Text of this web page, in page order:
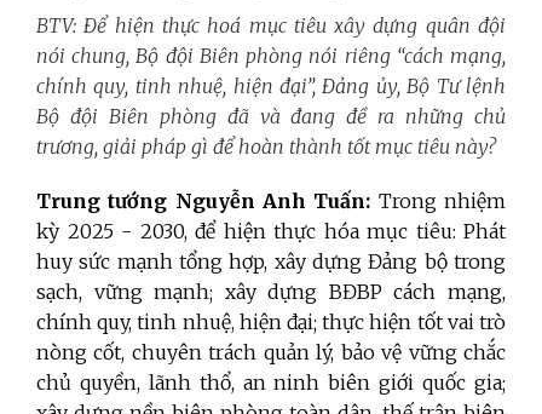
BTV: Để hiện thực hoá mục tiêu xây dựng quân đội
nói chung, Bộ đội Biên phòng nói riêng “cách mạng,
chính quy, tinh nhuệ, hiện đại”, Đảng ủy, Bộ Tư lệnh
Bộ đội Biên phòng đã và đang đề ra những chủ
trương, giải pháp gì để hoàn thành tốt mục tiêu này?
Trung tướng Nguyễn Anh Tuấn: Trong nhiệm
kỳ 2025 - 2030, để hiện thực hóa mục tiêu: Phát
huy sức mạnh tổng hợp, xây dựng Đảng bộ trong
sạch, vững mạnh; xây dựng BĐBP cách mạng,
chính quy, tinh nhuệ, hiện đại; thực hiện tốt vai trò
nòng cốt, chuyên trách quản lý, bảo vệ vững chắc
chủ quyền, lãnh thổ, an ninh biên giới quốc gia;